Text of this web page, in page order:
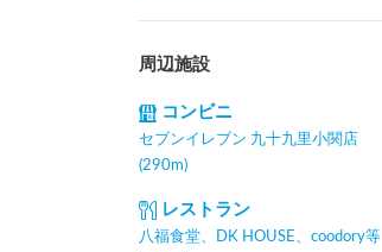
周辺施設
コンビニ
セブンイレブン 九十九里小関店
(290m)
レストラン
八福食堂、DK HOUSE、coodory等